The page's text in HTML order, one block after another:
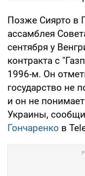
Позже Сиярто в
ассамблея
сентября у
контракта с
1996-м. Он
государство не
и он не
Украины,
Гончаренко в